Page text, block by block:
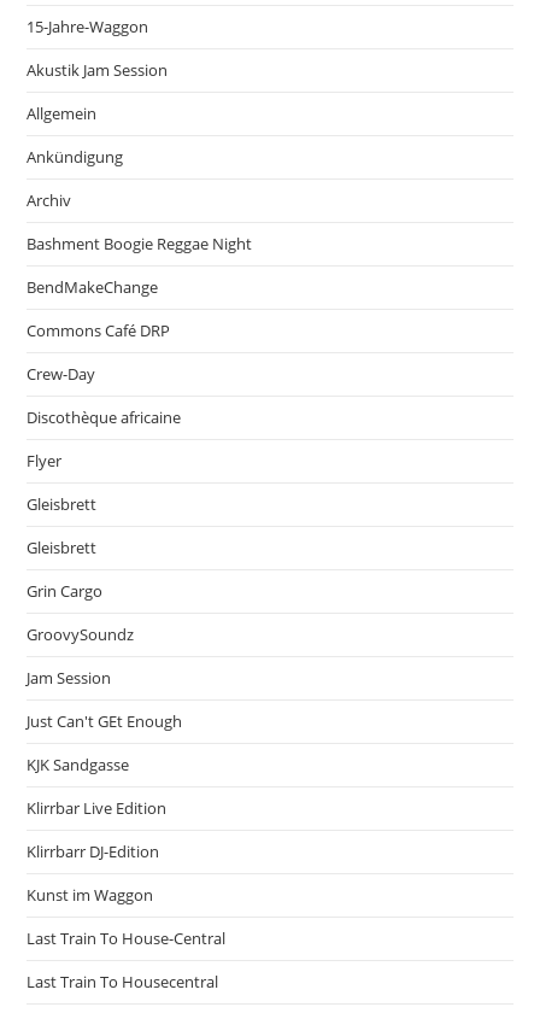
15-Jahre-Waggon
Akustik Jam Session
Allgemein
Ankündigung
Archiv
Bashment Boogie Reggae Night
BendMakeChange
Commons Café DRP
Crew-Day
Discothèque africaine
Flyer
Gleisbrett
Gleisbrett
Grin Cargo
GroovySoundz
Jam Session
Just Can't GEt Enough
KJK Sandgasse
Klirrbar Live Edition
Klirrbarr DJ-Edition
Kunst im Waggon
Last Train To House-Central
Last Train To Housecentral